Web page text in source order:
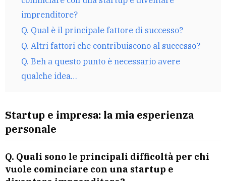
imprenditore?
Q. Qual è il principale fattore di successo?
Q. Altri fattori che contribuiscono al successo?
Q. Beh a questo punto è necessario avere
qualche idea…
Startup e impresa: la mia esperienza
personale
Q. Quali sono le principali difficoltà per chi
vuole cominciare con una startup e